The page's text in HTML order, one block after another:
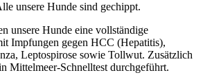
unsere Hunde sind gechippt.
unsere Hunde eine vollständige
Impfungen gegen HCC (Hepatitis),
Leptospirose sowie Tollwut. Zusätzlich
Mittelmeer-Schnelltest durchgeführt.